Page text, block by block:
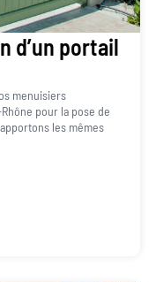
d’un portail
menuisiers
pour la pose de
les mêmes